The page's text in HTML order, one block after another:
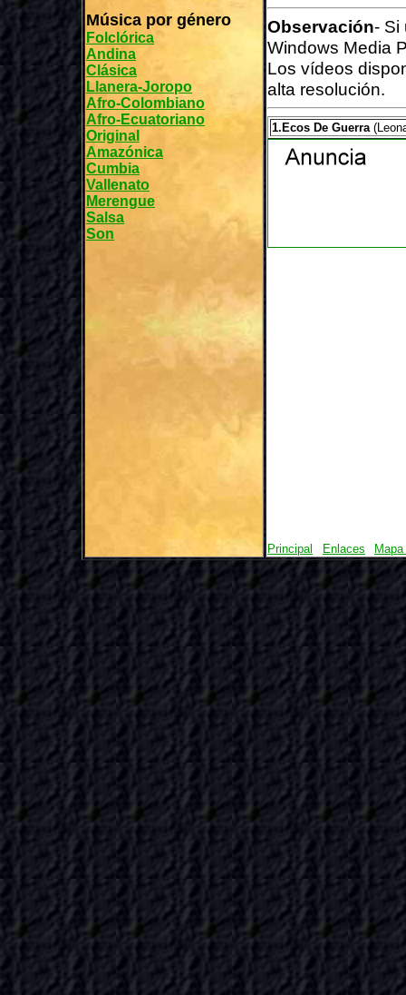
Música por género
Folclórica
Andina
Clásica
Llanera-Joropo
Afro-Colombiano
Afro-Ecuatoriano
Original
Amazónica
Cumbia
Vallenato
Merengue
Salsa
Son
Observación- Si
Windows Media
Los vídeos
alta resolución.
1.Ecos De Guerra
Principal Enlaces